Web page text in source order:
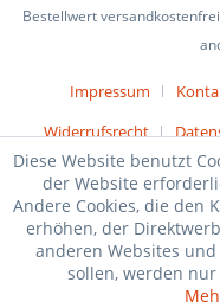
Bestellwert
Impressum
Widerrufsrecht
Diese Website benutzt
der Website
Andere Cookies, die den
erhöhen, der
anderen Websites
sollen, werden